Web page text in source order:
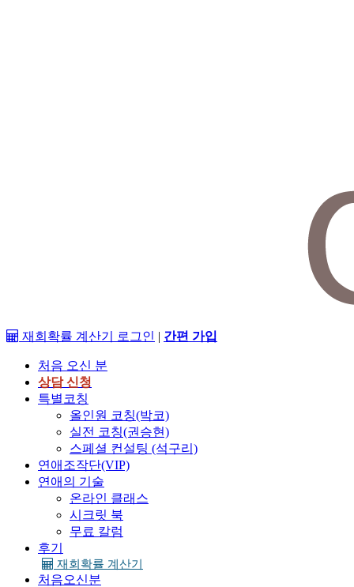
재회확률 계산기 로그인 | 간편 가입
처음 오신 분
상담 신청
특별코칭
올인원 코칭(박코)
실전 코칭(권승현)
스페셜 컨설팅 (석구리)
연애조작단(VIP)
연애의 기술
온라인 클래스
시크릿 북
무료 칼럼
후기
재회확률 계산기
처음오신분